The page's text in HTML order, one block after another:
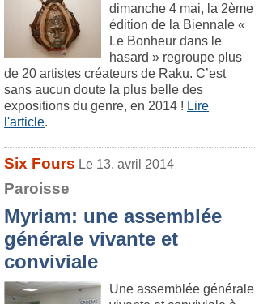
dimanche 4 mai, la 2ème
édition de la Biennale «
Le Bonheur dans le
hasard » regroupe plus
de 20 artistes créateurs de Raku. C’est
sans aucun doute la plus belle des
expositions du genre, en 2014 ! Lire
l'article.
Six Fours Le 13. avril 2014
Paroisse
Myriam: une assemblée
générale vivante et
conviviale
Une assemblée générale